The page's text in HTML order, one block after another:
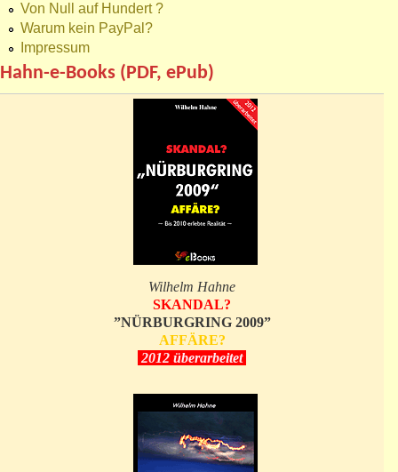
Von Null auf Hundert ?
Warum kein PayPal?
Impressum
Hahn-e-Books (PDF, ePub)
Wilhelm Hahne
SKANDAL?
”NÜRBURGRING 2009”
AFFÄRE?
2012 überarbeitet